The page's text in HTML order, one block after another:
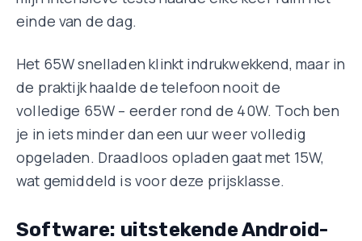
einde van de dag.
Het 65W snelladen klinkt indrukwekkend, maar in
de praktijk haalde de telefoon nooit de
volledige 65W – eerder rond de 40W. Toch ben
je in iets minder dan een uur weer volledig
opgeladen. Draadloos opladen gaat met 15W,
wat gemiddeld is voor deze prijsklasse.
Software: uitstekende Android-